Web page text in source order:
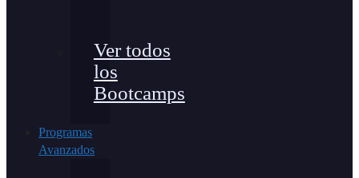
Ver todos
los
Bootcamps
Programas
Avanzados